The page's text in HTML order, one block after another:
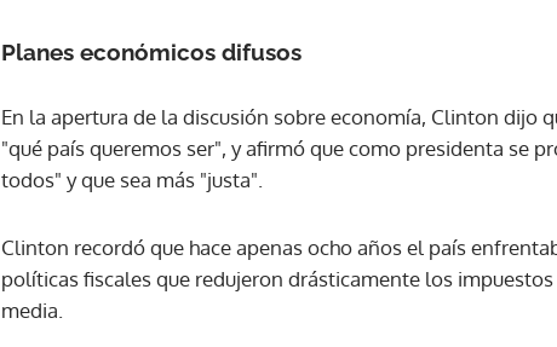
Planes económicos difusos
En la apertura de la discusión sobre economía, Clinton dijo
"qué país queremos ser", y afirmó que como presidenta se
todos" y que sea más "justa".
Clinton recordó que hace apenas ocho años el país
políticas fiscales que redujeron drásticamente los
media.